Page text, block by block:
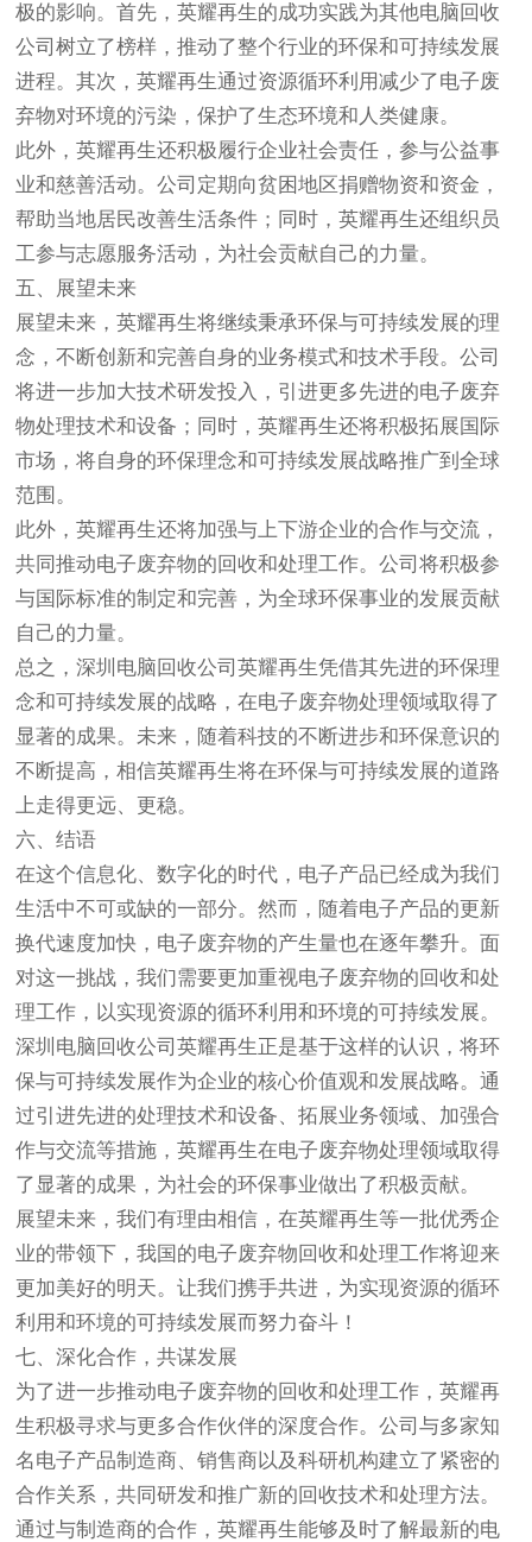
极的影响。首先，英耀再生的成功实践为其他电脑回收
公司树立了榜样，推动了整个行业的环保和可持续发展
进程。其次，英耀再生通过资源循环利用减少了电子废
弃物对环境的污染，保护了生态环境和人类健康。
此外，英耀再生还积极履行企业社会责任，参与公益事
业和慈善活动。公司定期向贫困地区捐赠物资和资金，
帮助当地居民改善生活条件；同时，英耀再生还组织员
工参与志愿服务活动，为社会贡献自己的力量。
五、展望未来
展望未来，英耀再生将继续秉承环保与可持续发展的理
念，不断创新和完善自身的业务模式和技术手段。公司
将进一步加大技术研发投入，引进更多先进的电子废弃
物处理技术和设备；同时，英耀再生还将积极拓展国际
市场，将自身的环保理念和可持续发展战略推广到全球
范围。
此外，英耀再生还将加强与上下游企业的合作与交流，
共同推动电子废弃物的回收和处理工作。公司将积极参
与国际标准的制定和完善，为全球环保事业的发展贡献
自己的力量。
总之，深圳电脑回收公司英耀再生凭借其先进的环保理
念和可持续发展的战略，在电子废弃物处理领域取得了
显著的成果。未来，随着科技的不断进步和环保意识的
不断提高，相信英耀再生将在环保与可持续发展的道路
上走得更远、更稳。
六、结语
在这个信息化、数字化的时代，电子产品已经成为我们
生活中不可或缺的一部分。然而，随着电子产品的更新
换代速度加快，电子废弃物的产生量也在逐年攀升。面
对这一挑战，我们需要更加重视电子废弃物的回收和处
理工作，以实现资源的循环利用和环境的可持续发展。
深圳电脑回收公司英耀再生正是基于这样的认识，将环
保与可持续发展作为企业的核心价值观和发展战略。通
过引进先进的处理技术和设备、拓展业务领域、加强合
作与交流等措施，英耀再生在电子废弃物处理领域取得
了显著的成果，为社会的环保事业做出了积极贡献。
展望未来，我们有理由相信，在英耀再生等一批优秀企
业的带领下，我国的电子废弃物回收和处理工作将迎来
更加美好的明天。让我们携手共进，为实现资源的循环
利用和环境的可持续发展而努力奋斗！
七、深化合作，共谋发展
为了进一步推动电子废弃物的回收和处理工作，英耀再
生积极寻求与更多合作伙伴的深度合作。公司与多家知
名电子产品制造商、销售商以及科研机构建立了紧密的
合作关系，共同研发和推广新的回收技术和处理方法。
通过与制造商的合作，英耀再生能够及时了解最新的电